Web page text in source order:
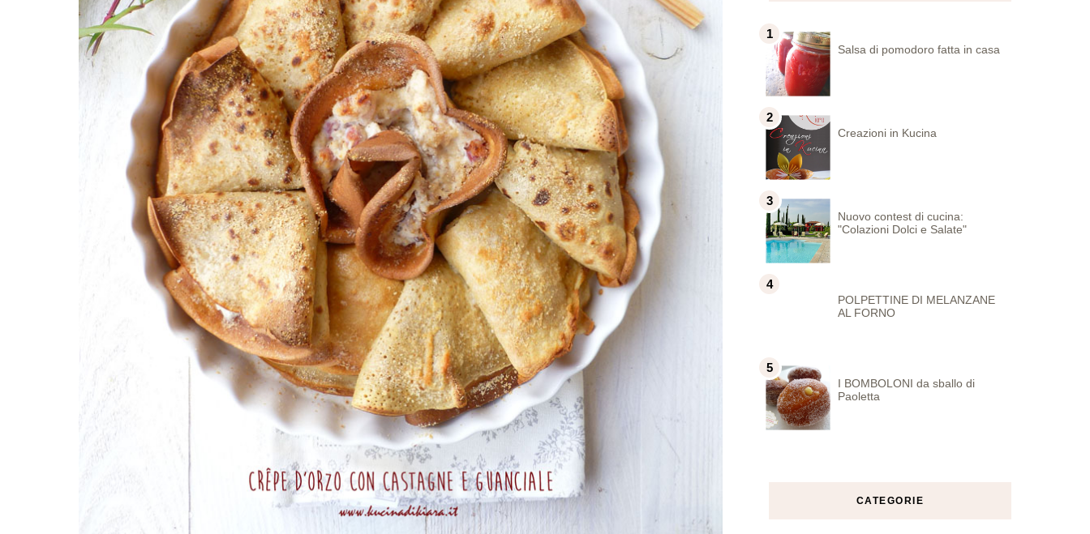
Salsa di pomodoro fatta in casa
Creazioni in Kucina
Nuovo contest di cucina:
"Colazioni Dolci e Salate"
POLPETTINE DI MELANZANE
AL FORNO
I BOMBOLONI da sballo di
Paoletta
CATEGORIE